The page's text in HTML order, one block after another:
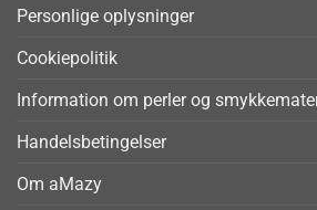
Personlige oplysninger
Cookiepolitik
Information om perler og
Handelsbetingelser
Om aMazy